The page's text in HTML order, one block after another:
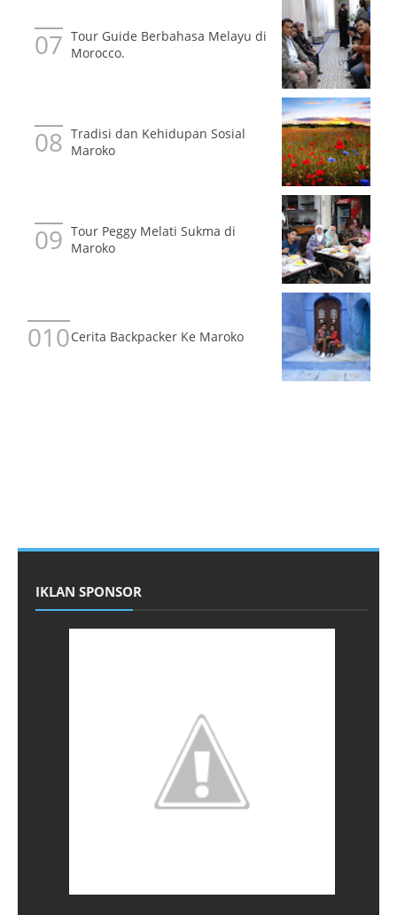
Tour Guide Berbahasa Melayu di
Morocco.
Tradisi dan Kehidupan Sosial
Maroko
Tour Peggy Melati Sukma di
Maroko
Cerita Backpacker Ke Maroko
IKLAN SPONSOR